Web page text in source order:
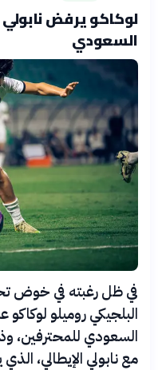
لوكاكو يرفض
السعودي
في ظل رغبته في خوض
البلجيكي روميلو
السعودي للمحترفين،
مع نابولي الإيطالي، الذي